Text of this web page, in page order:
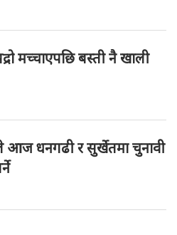
मच्चाएपछि बस्ती नै खाली
आज धनगढी र सुर्खेतमा चुनावी